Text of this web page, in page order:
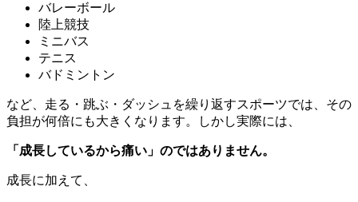
バレーボール
陸上競技
ミニバス
テニス
バドミントン
など、走る・跳ぶ・ダッシュを繰り返すスポーツでは、その
負担が何倍にも大きくなります。しかし実際には、
「成長しているから痛い」のではありません。
成長に加えて、